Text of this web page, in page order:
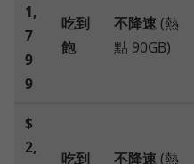
1,
7
9
9
吃到
飽
不降速(熱
點 90GB)
$
2,
吃到
不降速(熱